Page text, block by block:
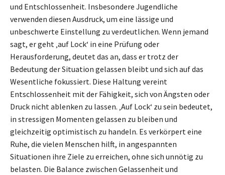
und Entschlossenheit. Insbesondere Jugendliche
verwenden diesen Ausdruck, um eine lässige und
unbeschwerte Einstellung zu verdeutlichen. Wenn jemand
sagt, er geht ‚auf Lock‘ in eine Prüfung oder
Herausforderung, deutet das an, dass er trotz der
Bedeutung der Situation gelassen bleibt und sich auf das
Wesentliche fokussiert. Diese Haltung vereint
Entschlossenheit mit der Fähigkeit, sich von Ängsten oder
Druck nicht ablenken zu lassen. ‚Auf Lock‘ zu sein bedeutet,
in stressigen Momenten gelassen zu bleiben und
gleichzeitig optimistisch zu handeln. Es verkörpert eine
Ruhe, die vielen Menschen hilft, in angespannten
Situationen ihre Ziele zu erreichen, ohne sich unnötig zu
belasten. Die Balance zwischen Gelassenheit und